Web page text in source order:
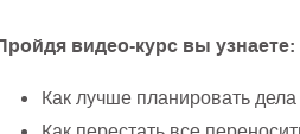
видео-курс вы узнаете:
Как лучше планировать